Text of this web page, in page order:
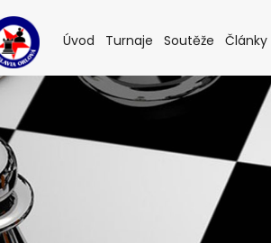
Úvod(current)
Turnaje(current)
Soutěže(current)
Články